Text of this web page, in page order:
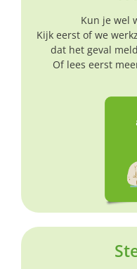
Kun je wel
Kijk eerst of we
dat het geval
Of lees eerst